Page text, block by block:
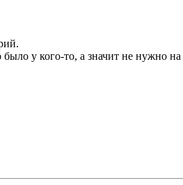
у кого-то, а значит не нужно на